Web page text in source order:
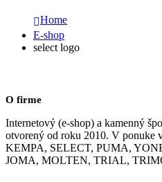
Home
E-shop
select logo
O firme
Internetový (e-shop) a kamenný
otvorený od roku 2010. V
KEMPA, SELECT, PUMA,
JOMA, MOLTEN, TRIAL,